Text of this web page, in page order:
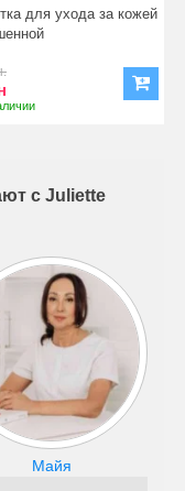
сыворотка с
группы
для ухода за кожей
с Juliette
Майя